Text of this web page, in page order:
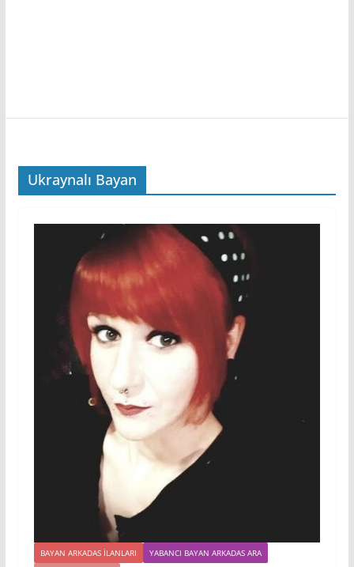
Ukraynalı Bayan
BAYAN ARKADAS ILANLARI
YABANCI BAYAN ARKADAS ARA